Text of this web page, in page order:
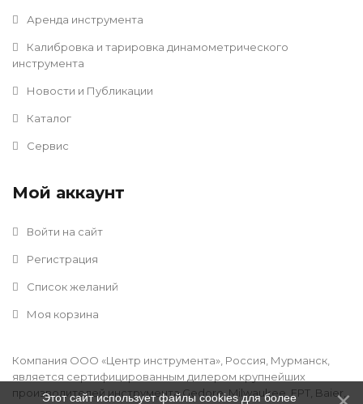
Аренда инструмента
Калибровка и тарировка динамометрического
инструмента
Новости и Публикации
Каталог
Сервис
Мой аккаунт
Войти на сайт
Регистрация
Список желаний
Моя корзина
Компания ООО «Центр инструмента», Россия, Мурманск,
является сертифицированным дилером крупнейших
производителей инструмента Gedore, Milwaukee, FPT, Baier,
Этот сайт использует файлы cookies для более